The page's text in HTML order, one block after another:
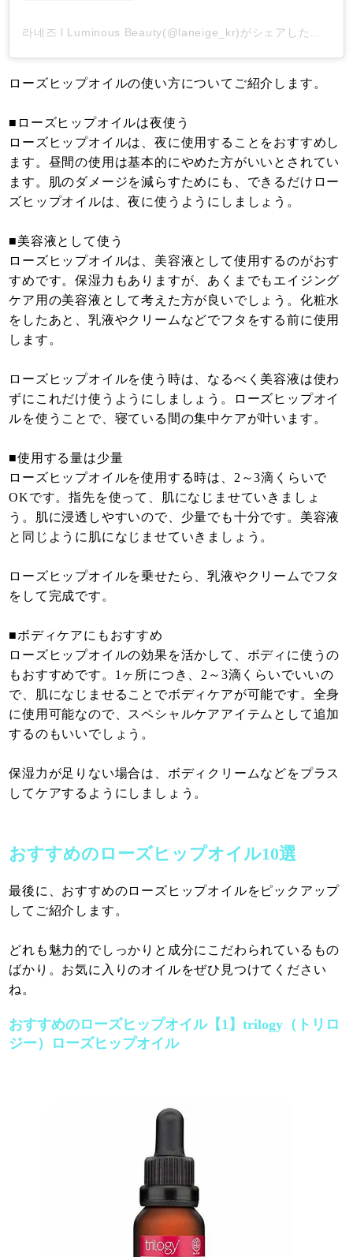
ローズヒップオイルの使い方についてご紹介します。
■ローズヒップオイルは夜使う
ローズヒップオイルは、夜に使用することをおすすめし
ます。昼間の使用は基本的にやめた方がいいとされてい
ます。肌のダメージを減らすためにも、できるだけロー
ズヒップオイルは、夜に使うようにしましょう。
■美容液として使う
ローズヒップオイルは、美容液として使用するのがおす
すめです。保湿力もありますが、あくまでもエイジング
ケア用の美容液として考えた方が良いでしょう。化粧水
をしたあと、乳液やクリームなどでフタをする前に使用
します。
ローズヒップオイルを使う時は、なるべく美容液は使わ
ずにこれだけ使うようにしましょう。ローズヒップオイ
ルを使うことで、寝ている間の集中ケアが叶います。
■使用する量は少量
ローズヒップオイルを使用する時は、2～3滴くらいで
OKです。指先を使って、肌になじませていきましょ
う。肌に浸透しやすいので、少量でも十分です。美容液
と同じように肌になじませていきましょう。
ローズヒップオイルを乗せたら、乳液やクリームでフタ
をして完成です。
■ボディケアにもおすすめ
ローズヒップオイルの効果を活かして、ボディに使うの
もおすすめです。1ヶ所につき、2～3滴くらいでいいの
で、肌になじませることでボディケアが可能です。全身
に使用可能なので、スペシャルケアアイテムとして追加
するのもいいでしょう。
保湿力が足りない場合は、ボディクリームなどをプラス
してケアするようにしましょう。
おすすめのローズヒップオイル10選
最後に、おすすめのローズヒップオイルをピックアップ
してご紹介します。
どれも魅力的でしっかりと成分にこだわられているもの
ばかり。お気に入りのオイルをぜひ見つけてください
ね。
おすすめのローズヒップオイル【1】trilogy（トリロ
ジー）ローズヒップオイル